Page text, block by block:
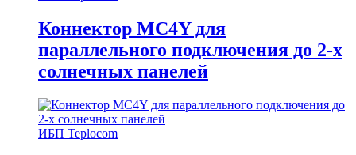
Коннектор МС4Y для
параллельного подключения до 2-х
солнечных панелей
ИБП Teplocom